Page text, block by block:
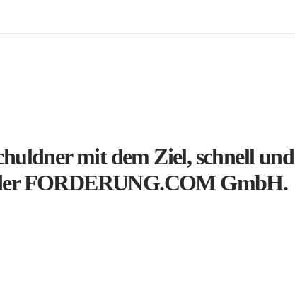
mit dem Ziel, schnell und
FORDERUNG.COM GmbH.